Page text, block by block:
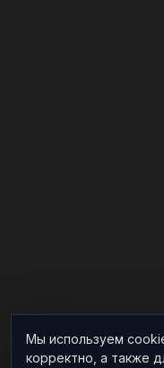
Мы используем
корректно, а также